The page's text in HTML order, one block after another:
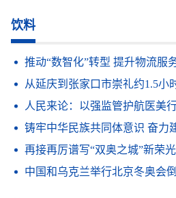
饮料
推动“数智化”转型 提升物流服
从延庆到张家口市崇礼约1.5小
人民来论：以强监管护航医美
铸牢中华民族共同体意识 奋力建
再接再厉谱写“双奥之城”新荣光
中国和乌克兰举行北京冬奥会